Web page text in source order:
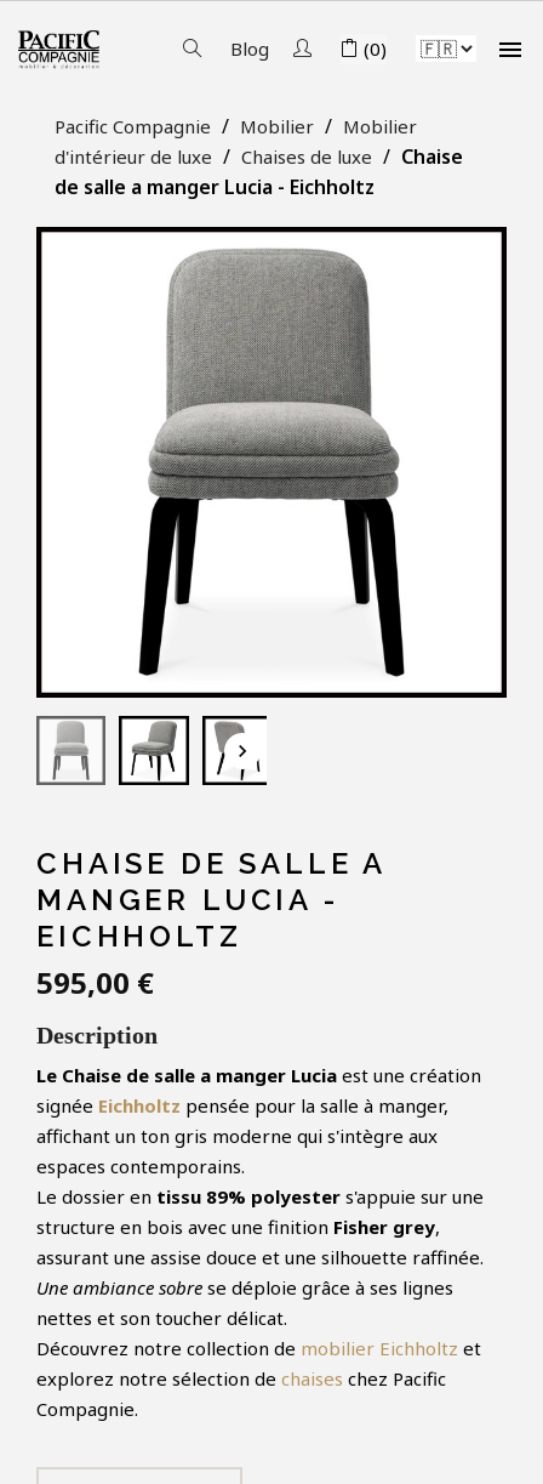
Blog (0) 
Pacific Compagnie Mobilier
Mobilier
d'intérieur de luxe
Chaises de luxe
Chaise
de salle a manger Lucia - Eichholtz
keyboard_arrow_down
CHAISE DE SALLE A
MANGER LUCIA -
EICHHOLTZ
595,00 €
Description
Le Chaise de salle a manger Lucia est une création
signée Eichholtz pensée pour la salle à manger,
affichant un ton gris moderne qui s'intègre aux
espaces contemporains.
Le dossier en tissu 89% polyester s'appuie sur une
structure en bois avec une finition Fisher grey,
assurant une assise douce et une silhouette raffinée.
Une ambiance sobre se déploie grâce à ses lignes
nettes et son toucher délicat.
Découvrez notre collection de mobilier Eichholtz et
explorez notre sélection de chaises chez Pacific
Compagnie.